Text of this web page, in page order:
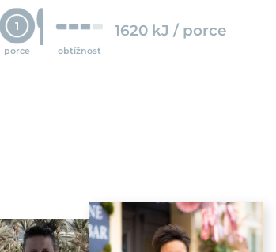
1
porce obtížnost
1620 kJ / porce